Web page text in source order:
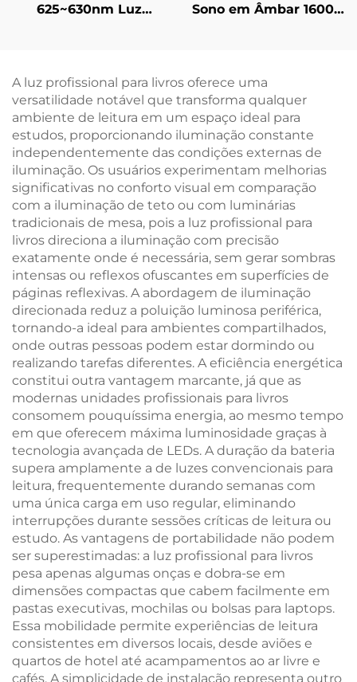
625~630nm Luz
Brilho Automático,
Bateria de 800mAh,
Duração de 60H e
Carregamento Rápido
em 1 Hora
Sono em Âmbar 1600K
Recarregável de
1800mAh
A luz profissional para livros oferece uma
versatilidade notável que transforma qualquer
ambiente de leitura em um espaço ideal para
estudos, proporcionando iluminação constante
independentemente das condições externas de
iluminação. Os usuários experimentam melhorias
significativas no conforto visual em comparação
com a iluminação de teto ou com luminárias
tradicionais de mesa, pois a luz profissional para
livros direciona a iluminação com precisão
exatamente onde é necessária, sem gerar sombras
intensas ou reflexos ofuscantes em superfícies de
páginas reflexivas. A abordagem de iluminação
direcionada reduz a poluição luminosa periférica,
tornando-a ideal para ambientes compartilhados,
onde outras pessoas podem estar dormindo ou
realizando tarefas diferentes. A eficiência energética
constitui outra vantagem marcante, já que as
modernas unidades profissionais para livros
consomem pouquíssima energia, ao mesmo tempo
em que oferecem máxima luminosidade graças à
tecnologia avançada de LEDs. A duração da bateria
supera amplamente a de luzes convencionais para
leitura, frequentemente durando semanas com
uma única carga em uso regular, eliminando
interrupções durante sessões críticas de leitura ou
estudo. As vantagens de portabilidade não podem
ser superestimadas: a luz profissional para livros
pesa apenas algumas onças e dobra-se em
dimensões compactas que cabem facilmente em
pastas executivas, mochilas ou bolsas para laptops.
Essa mobilidade permite experiências de leitura
consistentes em diversos locais, desde aviões e
quartos de hotel até acampamentos ao ar livre e
cafés. A simplicidade de instalação representa outro